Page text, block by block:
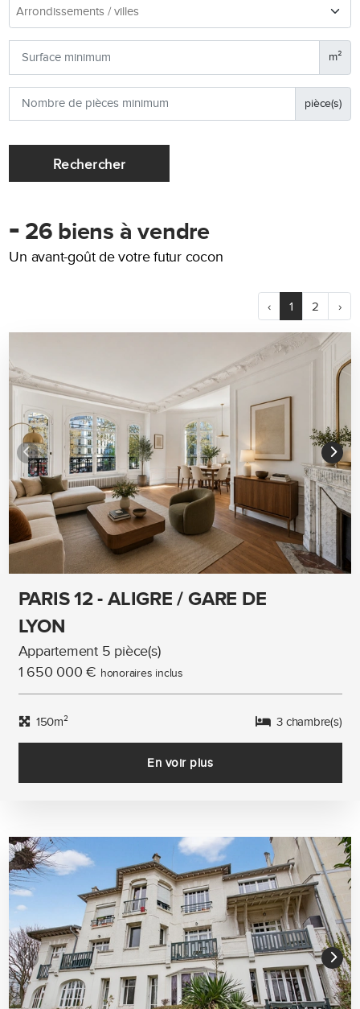
m²
pièce(s)
Rechercher
- 26 biens à vendre
Un avant-goût de votre futur cocon
‹ 1 2 ›
PARIS 12 - ALIGRE / GARE DE
LYON
Appartement 5 pièce(s)
1 650 000 € honoraires inclus
150m² 3 chambre(s)
En voir plus